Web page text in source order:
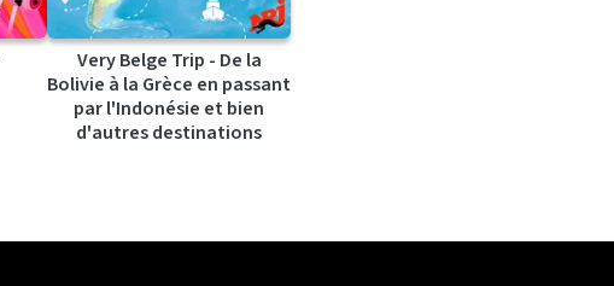
Very Belge Trip - De la
Bolivie à la Grèce en passant
par l'Indonésie et bien
d'autres destinations